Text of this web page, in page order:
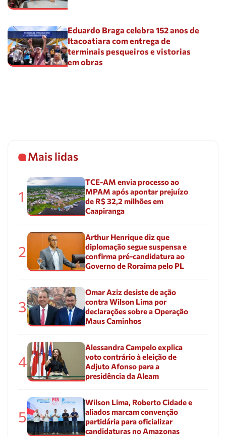
Eduardo Braga celebra 152 anos de
Itacoatiara com entrega de
terminais pesqueiros e vistorias
em obras
Mais lidas
1
TCE-AM envia processo ao
MPAM após apontar prejuízo
de R$ 32,2 milhões em
Caapiranga
2
Arthur Henrique diz que
diplomação segue suspensa e
confirma pré-candidatura ao
Governo de Roraima pelo PL
3
Omar Aziz desiste de ação
contra Wilson Lima por
declarações sobre a Operação
Maus Caminhos
4
Alessandra Campelo explica
voto contrário à eleição de
Adjuto Afonso para a
presidência da Aleam
5
Wilson Lima, Roberto Cidade e
aliados marcam convenção
partidária para oficializar
candidaturas no Amazonas